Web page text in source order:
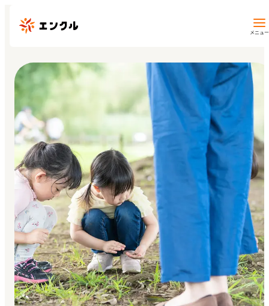
メニュー
保育園・幼稚園を探す
地図から探す
地域から探す
マイページ
閲覧履歴
お気に入り
見学日記